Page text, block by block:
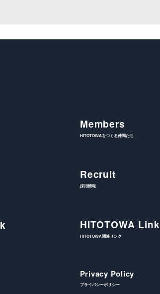
Members
HITOTOWAをつくる仲間たち
Recruit
採用情報
HITOTOWA Link
HITOTOWA関連リンク
Privacy Policy
プライバシーポリシー